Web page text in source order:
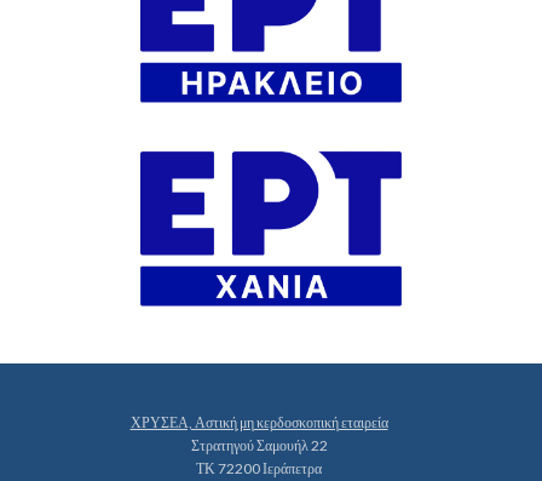
ΧΡΥΣΕΑ, Αστική μη κερδοσκοπική εταιρεία
Στρατηγού Σαμουήλ 22
ΤΚ 72200 Ιεράπετρα